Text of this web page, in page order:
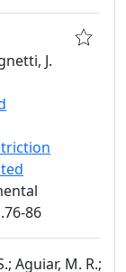
J.
86
Aguiar, M. R.;